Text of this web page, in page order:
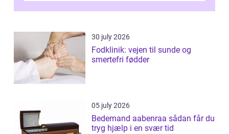
30 july 2026
Fodklinik: vejen til sunde og
smertefri fødder
05 july 2026
Bedemand aabenraa sådan får du
tryg hjælp i en svær tid